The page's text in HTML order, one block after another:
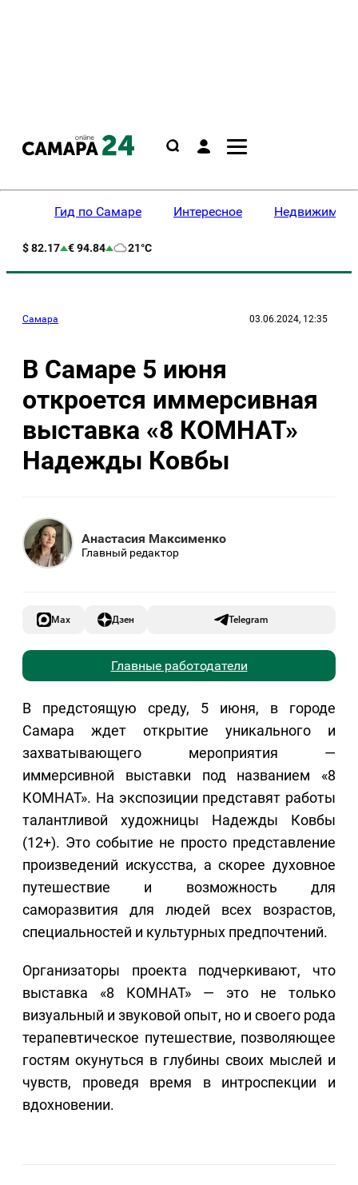
Гид по Самаре Интересное
$ 82.17 € 94.84 21°C
Самара 03.06.2024, 12:35
В Самаре 5 июня
откроется иммерсивная
выставка «8 КОМНАТ»
Надежды Ковбы
Анастасия Максименко
Главный редактор
Max Дзен Telegram
Главные работодатели
В предстоящую среду, 5 июня, в городе
Самара ждет открытие уникального и
захватывающего мероприятия —
иммерсивной выставки под названием «8
КОМНАТ». На экспозиции представят работы
талантливой художницы Надежды Ковбы
(12+). Это событие не просто представление
произведений искусства, а скорее духовное
путешествие и возможность для
саморазвития для людей всех возрастов,
специальностей и культурных предпочтений.
Организаторы проекта подчеркивают, что
выставка «8 КОМНАТ» — это не только
визуальный и звуковой опыт, но и своего рода
терапевтическое путешествие, позволяющее
гостям окунуться в глубины своих мыслей и
чувств, проведя время в интроспекции и
вдохновении.